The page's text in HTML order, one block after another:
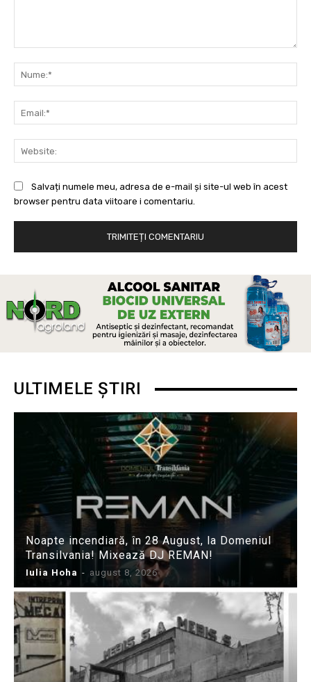
Salvați numele meu, adresa de e-mail și site-ul web în acest
browser pentru data viitoare i comentariu.
ULTIMELE ȘTIRI
Noapte incendiară, în 28 August, la Domeniul
Transilvania! Mixează DJ REMAN!
Iulia Hoha - august 8, 2026